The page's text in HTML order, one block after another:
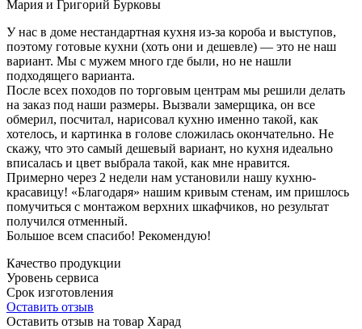
Мария и Григорий Бурковы
У нас в доме нестандартная кухня из-за короба и выступов,
поэтому готовые кухни (хоть они и дешевле) — это не наш
вариант. Мы с мужем много где были, но не нашли
подходящего варианта.
После всех походов по торговым центрам мы решили делать
на заказ под наши размеры. Вызвали замерщика, он все
обмерил, посчитал, нарисовал кухню именно такой, как
хотелось, и картинка в голове сложилась окончательно. Не
скажу, что это самый дешевый вариант, но кухня идеально
вписалась и цвет выбрала такой, как мне нравится.
Примерно через 2 недели нам установили нашу кухню-
красавицу! «Благодаря» нашим кривым стенам, им пришлось
помучиться с монтажом верхних шкафчиков, но результат
получился отменный.
Большое всем спасибо! Рекомендую!
Качество продукции
Уровень сервиса
Срок изготовления
Оставить отзыв
Оставить отзыв на товар Харад